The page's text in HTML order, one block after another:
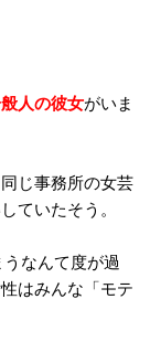
人の彼女がいま
じ事務所の女芸
ていたそう。
なんて度が過
はみんな「モテ